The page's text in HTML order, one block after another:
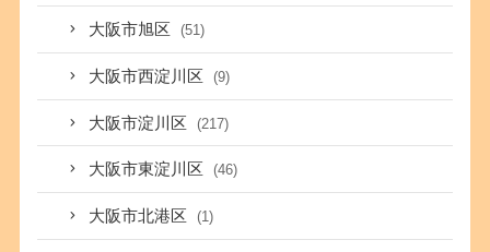
大阪市旭区 (51)
大阪市西淀川区 (9)
大阪市淀川区 (217)
大阪市東淀川区 (46)
大阪市北港区 (1)